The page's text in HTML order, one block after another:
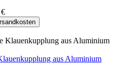
aus Aluminium